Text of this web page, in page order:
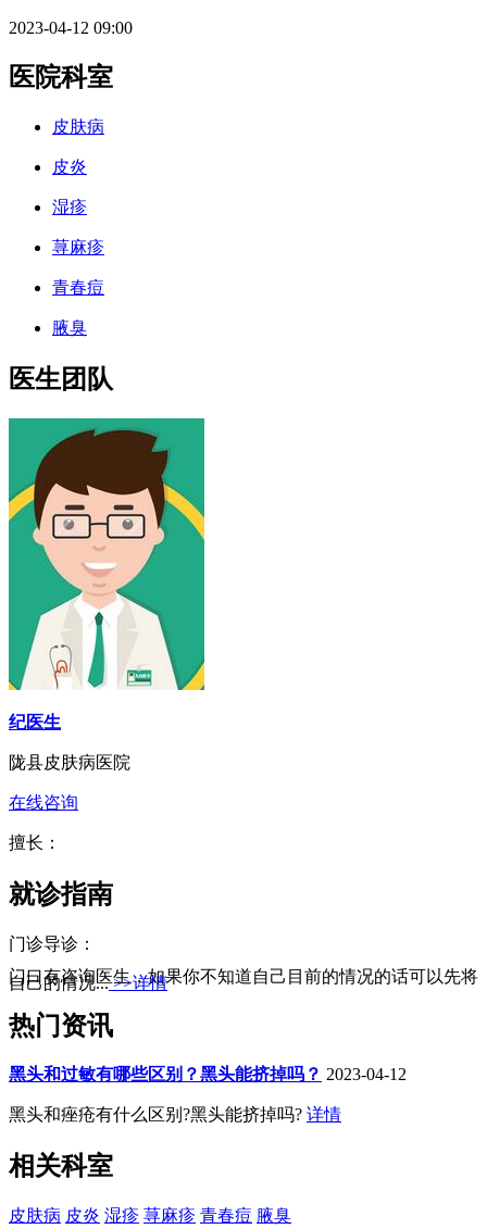
2023-04-12 09:00
医院科室
皮肤病
皮炎
湿疹
荨麻疹
青春痘
腋臭
医生团队
纪医生
陇县皮肤病医院
在线咨询
擅长：
就诊指南
门诊导诊：
门口有咨询医生，如果你不知道自己目前的情况的话可以先将
自己的情况...>>详情
热门资讯
黑头和过敏有哪些区别？黑头能挤掉吗？ 2023-04-12
黑头和痤疮有什么区别?黑头能挤掉吗? 详情
相关科室
皮肤病 皮炎 湿疹 荨麻疹 青春痘 腋臭